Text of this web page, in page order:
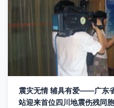
震灾无情 辅具有爱——广东
站迎来首位四川地震伤残同胞